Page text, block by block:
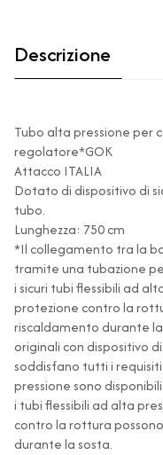
Descrizione
Tubo alta pressione per
regolatore*GOK
Attacco ITALIA
Dotato di dispositivo di
tubo.
Lunghezza: 750 cm
*Il collegamento tra la
tramite una tubazione
i sicuri tubi flessibili ad
protezione contro la
riscaldamento durante
originali con dispositivo
soddisfano tutti i
pressione sono
i tubi flessibili ad alta
contro la rottura
durante la sosta.